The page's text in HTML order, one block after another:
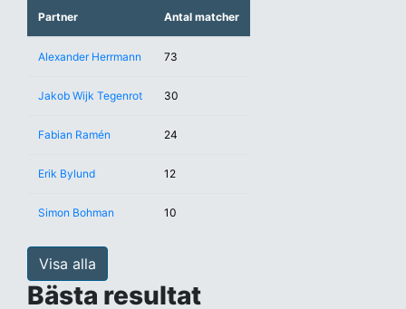
Partner Antal matcher
Alexander Herrmann 73
Jakob Wijk Tegenrot 30
Fabian Ramén 24
Erik Bylund 12
Simon Bohman 10
Visa alla
Bästa resultat